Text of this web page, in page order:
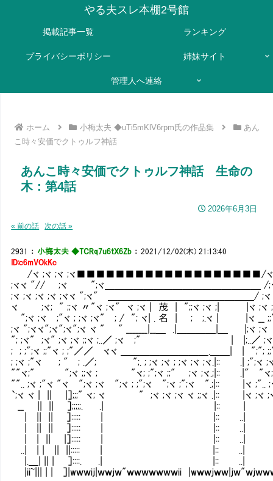
やる夫スレ本棚2号館
掲載記事一覧 ランキング
プライバシーポリシー 姉妹サイト
管理人へ連絡
ホーム 小梅太夫 ◆uTi5mKlV6rpm氏の作品集
あん
こ時々安価でクトゥルフ神話
あんこ時々安価でクトゥルフ神話 生命の
木：第4話
2026年6月3日
« 前の話 次の話 »
2931 ： 小梅太夫 ◆TCRq7u6tX6Zb ：2021/12/02(木) 21:13:40
ID:c6mVOkKc
/ヾ ;ヾ ;ヾ ;ヾ■■■■■■■■■■■■■■■■■■■/ヾ ;ヾ
;ヾヾ "// ;ヾ ";ヾ＿＿＿＿＿＿＿＿＿＿＿＿＿＿＿＿ /;
;ヾ ;ヾ ;ヾ ;ヾ ;ヾヾ ";ヾ" ＿＿＿＿＿＿＿＿＿＿＿＿＿＿＿
ヾ ;ヾ; " ;;ヾ 〃"ヾ ;ヾ" ヾ ;ヾ | 茂 | ";;ヾ ;ヾ ;| |ヾ ;
";ヾ ;ヾ ;"ヾ ; ;ヾ ;ヾ" ; / "; ヾ| . 名 | ; ;.ヾ | |ヾ __
;ヾ ";ヾヾ";ヾ";ヾ";ヾ ヾ " " _______|__＿ .|＿＿＿＿|＿ |;ヾ
"; ;ヾ" ;ヾ" ;ヾ ;ヾ ;;ヾ ;..／ ;ヾ ;" | |;..／ ;
; ; ;";ヾ ;;"ヾ ; ;"／／ ヾヾ ＿＿＿＿＿＿＿＿＿.＿＿| | ";";
; ;ヾ ;"ヾ ; " ; .／; ";. ; ;ヾ ;ヾ ; ;ヾ ;ヾ ;ヾ.|:: .| ;";
""ヾ;" ";ヾ ;;ヾ ; "ヾ; ;";ヾ ;;" ;ヾ ;ヾ.;|:: .|"
"".. ;ヾ ;"ヾ "ヾ ";ヾ ;ヾ ";ヾ ; ;";ヾ ";ヾ ;";ヾ ".;|:: |ヾ ;".. ;
`;ヾ ヾ | || |］;;;" ヾ; ヾ " ;ヾ ;ヾ ;ヾ ヾ ;;ヾ .|:: |ヾ ;ヾ ;ヾ
__ || || ］;;;;;. .| |:: | ||
| || || ］::::: | |:: ..| ||
| || || ］::::: | |:: ..| |
| | || |］::::: | |:: ..| |
..| | | || ||::::: | |:: ..| ||
|.＿| || | ］::::. .| |:: ..| |
|ii~||| | | ］|wｗｗiｊ|ｗｗｊｗ"ｗｗｗｗｗｗｗii |wｗｗｊｗｗ|ｊｗ"ｗｊｗｗ